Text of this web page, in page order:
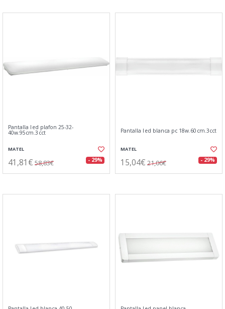
Pantalla led plafon 25-32-
40w.95cm.3cct
MATEL
41,81€ 58,83€ - 29%
Pantalla led blanca pc 18w.60cm.3cct
MATEL
15,04€ 21,06€ - 29%